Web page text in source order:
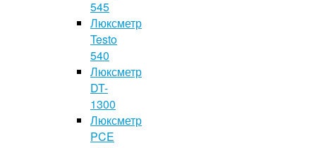
545
Люксметр
Testo
540
Люксметр
DT-
1300
Люксметр
PCE